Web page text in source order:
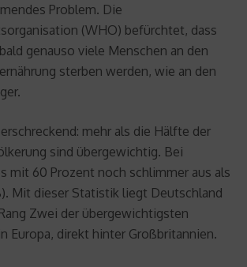
Problem. Die
(WHO) befürchtet, dass
genauso viele Menschen an den
sterben werden, wie an den
mehr als die Hälfte der
sind übergewichtig. Bei
mit 60 Prozent noch schlimmer aus als
Mit dieser Statistik liegt Deutschland
Zwei der übergewichtigsten
Europa, direkt hinter Großbritannien.